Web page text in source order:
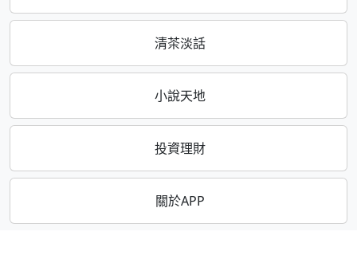
清茶淡話
小說天地
投資理財
關於APP